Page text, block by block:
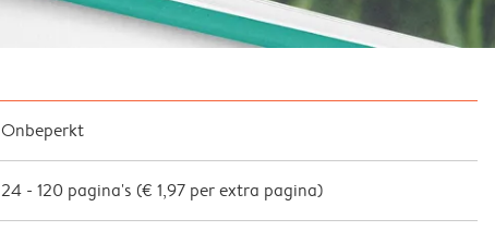
Onbeperkt
24 - 120 pagina's (€ 1,97 per extra pagina)